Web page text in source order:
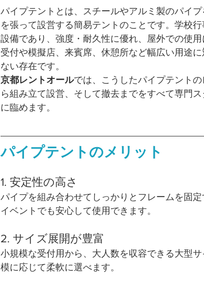
パイプテントとは、スチールやアルミ製のパイ
を張って設営する簡易テントのことです。学校
設備であり、強度・耐久性に優れ、屋外での使用
受付や模擬店、来賓席、休憩所など幅広い用途
ない存在です。
京都レントオールでは、こうしたパイプテント
ら組み立て設営、そして撤去までをすべて専門
に臨めます。
パイプテントのメリット
1. 安定性の高さ
パイプを組み合わせてしっかりとフレームを固
イベントでも安心して使用できます。
2. サイズ展開が豊富
小規模な受付用から、大人数を収容できる大型
模に応じて柔軟に選べます。